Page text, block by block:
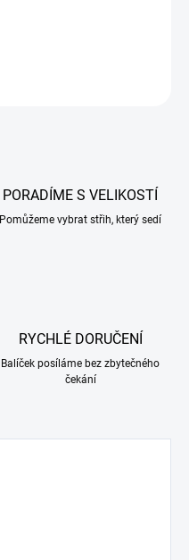
PORADÍME S VELIKOSTÍ
Pomůžeme vybrat střih, který sedí
RYCHLÉ DORUČENÍ
Balíček posíláme bez zbytečného
čekání